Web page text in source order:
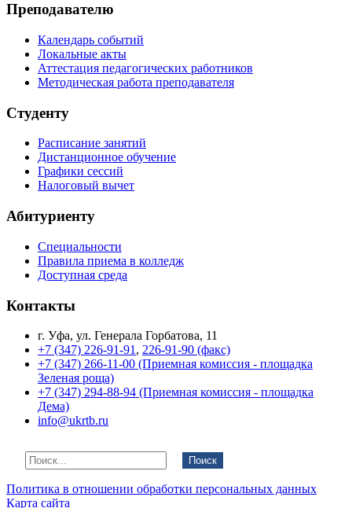
Преподавателю
Календарь событий
Локальные акты
Аттестация педагогических работников
Методическая работа преподавателя
Студенту
Расписание занятий
Дистанционное обучение
Графики сессий
Налоговый вычет
Абитуриенту
Специальности
Правила приема в колледж
Доступная среда
Контакты
г. Уфа, ул. Генерала Горбатова, 11
+7 (347) 226-91-91 , 226-91-90 (факс)
+7 (347) 266-11-00 (Приемная комиссия - площадка
Зеленая роща)
+7 (347) 294-88-94 (Приемная комиссия - площадка
Дема)
info@ukrtb.ru
Поиск
Политика в отношении обработки персональных данных
Карта сайта